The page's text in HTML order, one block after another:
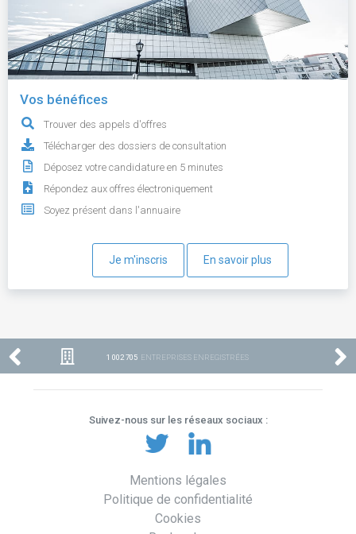
Vos bénéfices
Trouver des appels d'offres
Télécharger des dossiers de consultation
Déposez votre candidature en 5 minutes
Répondez aux offres électroniquement
Soyez présent dans l'annuaire
Je m'inscris En savoir plus
1 002 705 ENTREPRISES ENREGISTRÉES
Suivez-nous sur les réseaux sociaux :
Mentions légales
Politique de confidentialité
Cookies